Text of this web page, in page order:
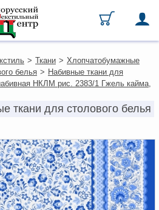
и
> Ткани > Хлопчатобумажные
белья > Набивные ткани для
НКЛМ рис. 2383/1 Гжель кайма,
ткани для столового белья